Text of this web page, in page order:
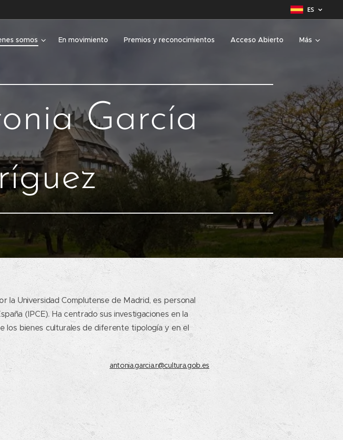
ES
somos En movimiento Premios y reconocimientos Acceso Abierto Más
García
la Universidad Complutense de Madrid, es personal
(IPCE). Ha centrado sus investigaciones en la
los bienes culturales de diferente tipología y en el
antonia.garcia.r@cultura.gob.es